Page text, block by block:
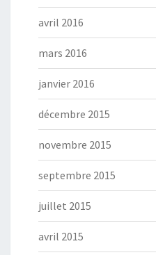
avril 2016
mars 2016
janvier 2016
décembre 2015
novembre 2015
septembre 2015
juillet 2015
avril 2015